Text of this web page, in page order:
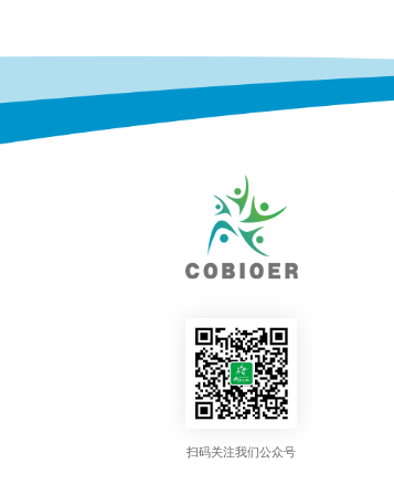
扫码关注我们公众号